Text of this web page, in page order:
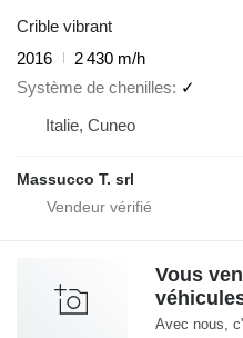
Crible vibrant
2016
2 430 m/h
Système de chenilles
✓
Italie, Cuneo
Massucco T. srl
Vous
Avec nous,